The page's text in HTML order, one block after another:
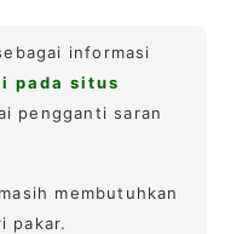
informasi
pada situs
pengganti saran
membutuhkan
pakar.